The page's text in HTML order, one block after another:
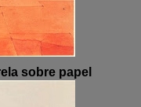
sobre papel